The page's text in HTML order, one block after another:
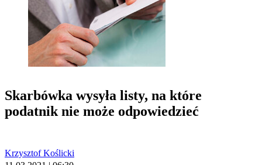
Skarbówka wysyła listy, na które
podatnik nie może odpowiedzieć
Krzysztof Koślicki